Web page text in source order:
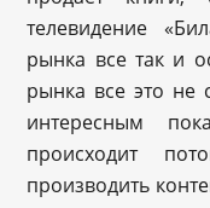
телевидение
рынка все так и
рынка все это не
интересным
происходит
производить